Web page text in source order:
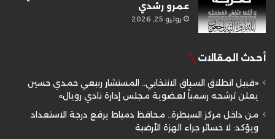
عمرو رشدي
يوليو 25, 2026
أحدث المقالات
«قبيل انطلاق السباق الانتخابي.. المستشار ربيعي حمدي حسين
يعلن ترشحه رسمياً لعضوية مجلس إدارة نادي رويال»
من داخل مركز السيطرة.. محافظ دمياط يرفع درجة الاستعداد
ويؤكد: لا خسائر جراء الهزة الأرضية